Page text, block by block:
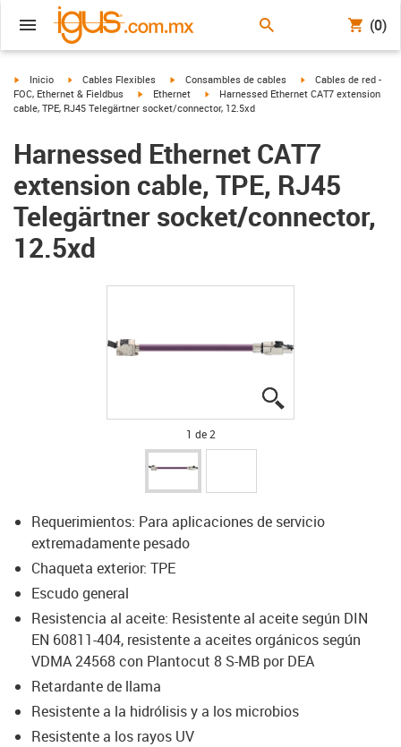
(0)
igus-icon-arrow-right
Inicio igus-icon-arrow-right
Cables Flexibles igus-icon-arrow-right
Consambles de cables igus-icon-arrow-right
Cables de red -
FOC, Ethernet & Fieldbus
igus-icon-arrow-right
Ethernet igus-icon-arrow-right
Harnessed Ethernet CAT7 extension
cable, TPE, RJ45 Telegärtner socket/connector, 12.5xd
Harnessed Ethernet CAT7
extension cable, TPE, RJ45
Telegärtner socket/connector,
12.5xd
1 de 2
Requerimientos: Para aplicaciones de servicio
extremadamente pesado
Chaqueta exterior: TPE
Escudo general
Resistencia al aceite: Resistente al aceite según DIN
EN 60811-404, resistente a aceites orgánicos según
VDMA 24568 con Plantocut 8 S-MB por DEA
Retardante de llama
Resistente a la hidrólisis y a los microbios
Resistente a los rayos UV